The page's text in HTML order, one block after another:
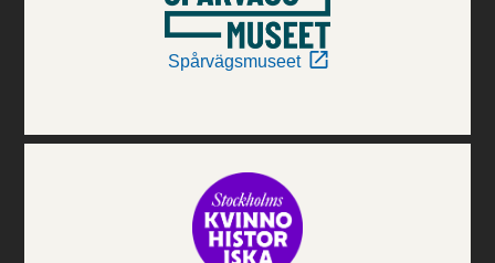
Spårvägsmuseet